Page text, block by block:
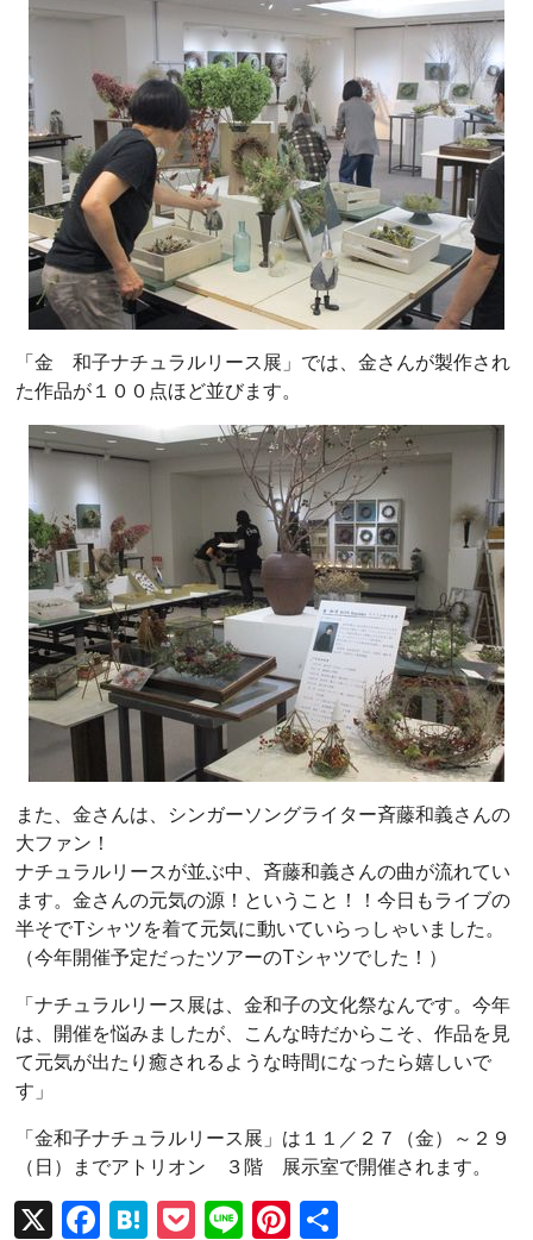
「金 和子ナチュラルリース展」では、金さんが製作され
た作品が１００点ほど並びます。
また、金さんは、シンガーソングライター斉藤和義さんの
大ファン！
ナチュラルリースが並ぶ中、斉藤和義さんの曲が流れてい
ます。金さんの元気の源！ということ！！今日もライブの
半そでTシャツを着て元気に動いていらっしゃいました。
（今年開催予定だったツアーのTシャツでした！）
「ナチュラルリース展は、金和子の文化祭なんです。今年
は、開催を悩みましたが、こんな時だからこそ、作品を見
て元気が出たり癒されるような時間になったら嬉しいで
す」
「金和子ナチュラルリース展」は１１／２７（金）～２９
（日）までアトリオン ３階 展示室で開催されます。
X
F
H
P
Li
Pi